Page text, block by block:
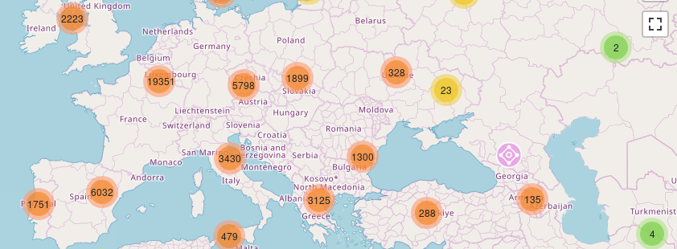
2
4
135
23
328
288
1300
3125
2223
1899
3430
5798
479
1751
19351
6032